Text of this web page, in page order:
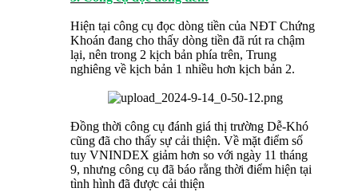
Hiện tại công cụ đọc dòng tiền của NĐT Chứng
Khoán đang cho thấy dòng tiền đã rút ra chậm
lại, nên trong 2 kịch bản phía trên, Trung
nghiêng về kịch bản 1 nhiều hơn kịch bản 2.
Đồng thời công cụ đánh giá thị trường Dễ-Khó
cũng đã cho thấy sự cải thiện. Về mặt điểm số
tuy VNINDEX giảm hơn so với ngày 11 tháng
9, nhưng công cụ đã báo rằng thời điểm hiện tại
tình hình đã được cải thiện